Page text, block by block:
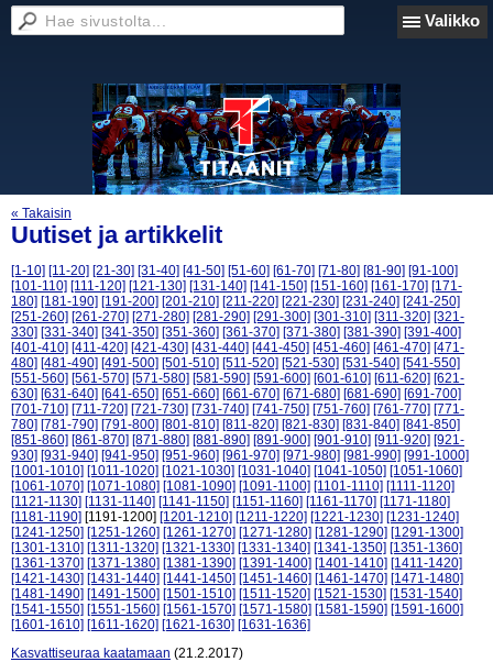
Valikko
« Takaisin
Uutiset ja artikkelit
[1-10] [11-20] [21-30] [31-40] [41-50] [51-60] [61-70] [71-80] [81-90] [91-100]
[101-110] [111-120] [121-130] [131-140] [141-150] [151-160] [161-170] [171-
180] [181-190] [191-200] [201-210] [211-220] [221-230] [231-240] [241-250]
[251-260] [261-270] [271-280] [281-290] [291-300] [301-310] [311-320] [321-
330] [331-340] [341-350] [351-360] [361-370] [371-380] [381-390] [391-400]
[401-410] [411-420] [421-430] [431-440] [441-450] [451-460] [461-470] [471-
480] [481-490] [491-500] [501-510] [511-520] [521-530] [531-540] [541-550]
[551-560] [561-570] [571-580] [581-590] [591-600] [601-610] [611-620] [621-
630] [631-640] [641-650] [651-660] [661-670] [671-680] [681-690] [691-700]
[701-710] [711-720] [721-730] [731-740] [741-750] [751-760] [761-770] [771-
780] [781-790] [791-800] [801-810] [811-820] [821-830] [831-840] [841-850]
[851-860] [861-870] [871-880] [881-890] [891-900] [901-910] [911-920] [921-
930] [931-940] [941-950] [951-960] [961-970] [971-980] [981-990] [991-1000]
[1001-1010] [1011-1020] [1021-1030] [1031-1040] [1041-1050] [1051-1060]
[1061-1070] [1071-1080] [1081-1090] [1091-1100] [1101-1110] [1111-1120]
[1121-1130] [1131-1140] [1141-1150] [1151-1160] [1161-1170] [1171-1180]
[1181-1190] [1191-1200] [1201-1210] [1211-1220] [1221-1230] [1231-1240]
[1241-1250] [1251-1260] [1261-1270] [1271-1280] [1281-1290] [1291-1300]
[1301-1310] [1311-1320] [1321-1330] [1331-1340] [1341-1350] [1351-1360]
[1361-1370] [1371-1380] [1381-1390] [1391-1400] [1401-1410] [1411-1420]
[1421-1430] [1431-1440] [1441-1450] [1451-1460] [1461-1470] [1471-1480]
[1481-1490] [1491-1500] [1501-1510] [1511-1520] [1521-1530] [1531-1540]
[1541-1550] [1551-1560] [1561-1570] [1571-1580] [1581-1590] [1591-1600]
[1601-1610] [1611-1620] [1621-1630] [1631-1636]
Kasvattiseuraa kaatamaan (21.2.2017)